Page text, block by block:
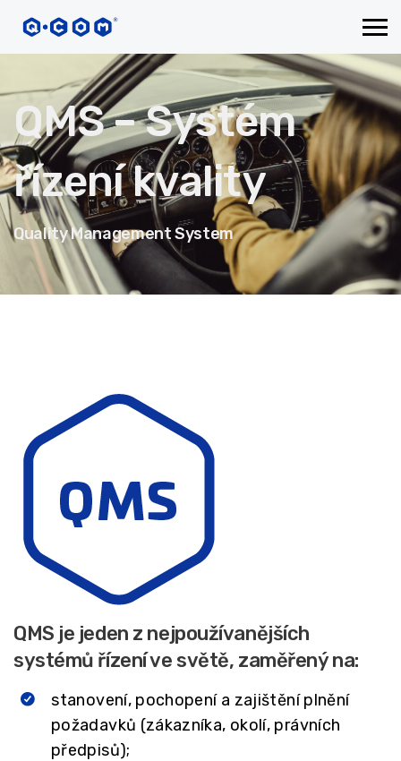
QMS – Systém
řízení kvality
Quality Management System
QMS je jeden z nejpoužívanějších
systémů řízení ve světě, zaměřený na:
stanovení, pochopení a zajištění plnění
požadavků (zákazníka, okolí, právních
předpisů);